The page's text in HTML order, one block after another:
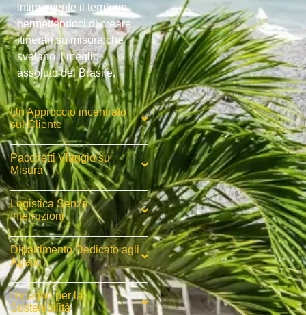
intimamente il territorio,
permettendoci di creare
itinerari su misura che
svelano il meglio
assoluto del Brasile.
Un Approccio incentrato
sul Cliente
Pacchetti Viaggio su
Misura
Logistica Senza
Interruzioni
Dipartimento Dedicato agli
Agenti
Impegno per la
Sostenibilità